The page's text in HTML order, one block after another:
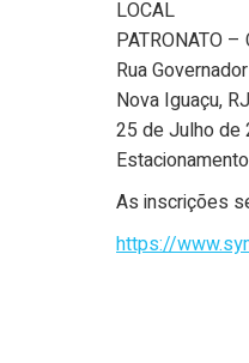
LOCAL
PATRONATO
Rua
Nova Iguaçu, RJ
25 de Julho de
As inscrições
https://